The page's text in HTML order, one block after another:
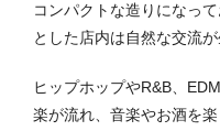
コンパクトな造りになっ
とした店内は自然な交流が
ヒップホップやR&B、
楽が流れ、音楽やお酒を